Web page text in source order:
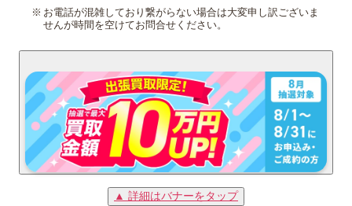
お電話が混雑しており繋がらない場合は大変申し訳ございま
せんが時間を空けてお問合せください。
▲ 詳細はバナーをタップ